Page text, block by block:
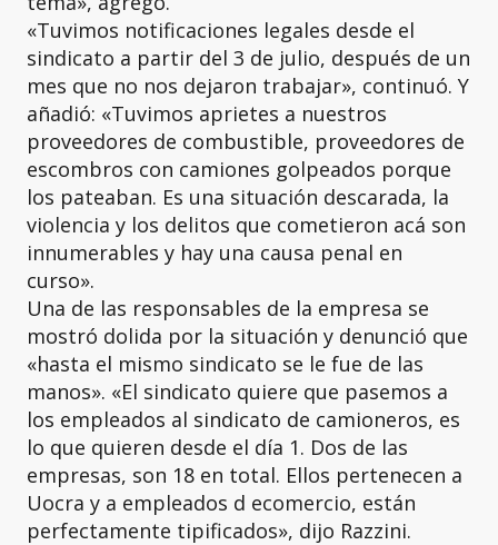
«Tuvimos notificaciones legales desde el
sindicato a partir del 3 de julio, después de un
mes que no nos dejaron trabajar», continuó. Y
añadió: «Tuvimos aprietes a nuestros
proveedores de combustible, proveedores de
escombros con camiones golpeados porque
los pateaban. Es una situación descarada, la
violencia y los delitos que cometieron acá son
innumerables y hay una causa penal en
curso».
Una de las responsables de la empresa se
mostró dolida por la situación y denunció que
«hasta el mismo sindicato se le fue de las
manos». «El sindicato quiere que pasemos a
los empleados al sindicato de camioneros, es
lo que quieren desde el día 1. Dos de las
empresas, son 18 en total. Ellos pertenecen a
Uocra y a empleados d ecomercio, están
perfectamente tipificados», dijo Razzini.